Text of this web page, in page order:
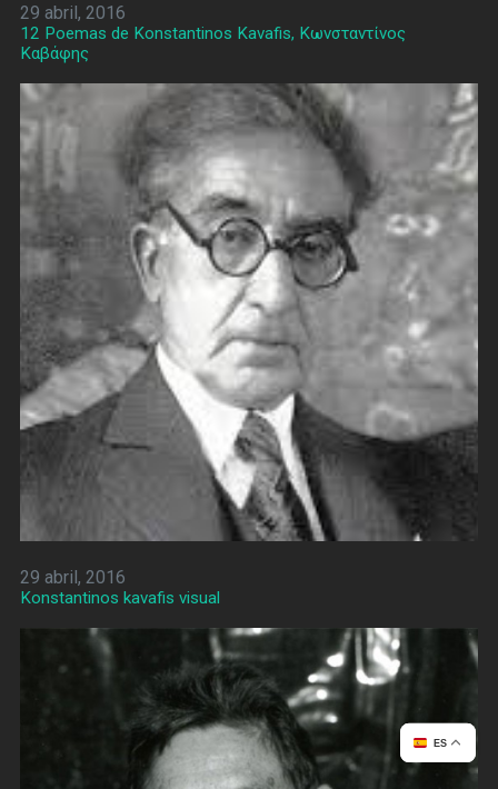
29 abril, 2016
12 Poemas de Konstantinos Kavafis, Κωνσταντίνος
Καβάφης
29 abril, 2016
Konstantinos kavafis visual
ES